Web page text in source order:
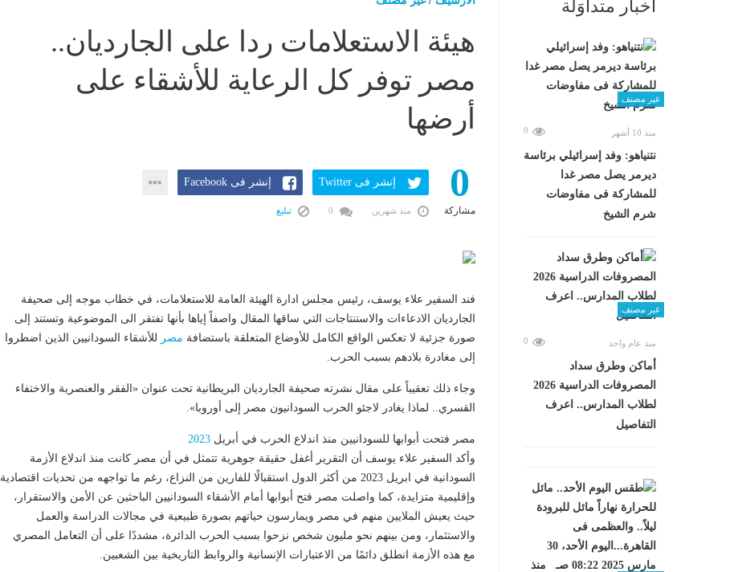
أخبار متداوَلة
غير مصنف
منذ 10 أشهر 0
نتنياهو: وفد إسرائيلي برئاسة
ديرمر يصل مصر غدا
للمشاركة فى مفاوضات
شرم الشيخ
غير مصنف
منذ عام واحد 0
أماكن وطرق سداد
المصروفات الدراسية 2026
لطلاب المدارس.. اعرف
التفاصيل
هيئة الاستعلامات ردا على الجارديان..
مصر توفر كل الرعاية للأشقاء على
أرضها
0
مشاركة
إنشر فى Twitter إنشر فى Facebook
منذ شهرين تبليغ
فند السفير علاء يوسف، رئيس مجلس ادارة الهيئة العامة للاستعلامات، في خطاب موجه إلى صحيفة
الجارديان الادعاءات والاستنتاجات التي ساقها المقال واصفاً إياها بأنها تفتقر الى الموضوعية وتستند إلى
صورة جزئية لا تعكس الواقع الكامل للأوضاع المتعلقة باستضافة مصر للأشقاء السودانيين الذين اضطروا
إلى مغادرة بلادهم بسبب الحرب.
وجاء ذلك تعقيباً على مقال نشرته صحيفة الجارديان البريطانية تحت عنوان «الفقر والعنصرية والاختفاء
القسري.. لماذا يغادر لاجئو الحرب السودانيون مصر إلى أوروبا».
مصر فتحت أبوابها للسودانيين منذ اندلاع الحرب في أبريل 2023
وأكد السفير علاء يوسف أن التقرير أغفل حقيقة جوهرية تتمثل في أن مصر كانت منذ اندلاع الأزمة
السودانية في ابريل 2023 من أكثر الدول استقبالًا للفارين من النزاع، رغم ما تواجهه من تحديات اقتصادية
وإقليمية متزايدة، كما واصلت مصر فتح أبوابها أمام الأشقاء السودانيين الباحثين عن الأمن والاستقرار،
حيث يعيش الملايين منهم في مصر ويمارسون حياتهم بصورة طبيعية في مجالات الدراسة والعمل
والاستثمار، ومن بينهم نحو مليون شخص نزحوا بسبب الحرب الدائرة، مشددًا على أن التعامل المصري
مع هذه الأزمة انطلق دائمًا من الاعتبارات الإنسانية والروابط التاريخية بين الشعبين.